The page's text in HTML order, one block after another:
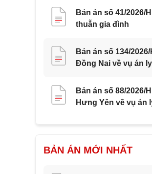
Bản án số 41/2026/
thuẫn gia đình
Bản án số 134/
Đồng Nai về vụ án
Bản án số 88/2026/
Hưng Yên về vụ án
BẢN ÁN MỚI NHẤT